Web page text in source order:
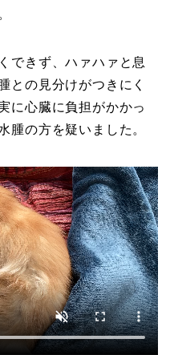
できず、ハァハァと息
との見分けがつきにく
に心臓に負担がかかっ
腫の方を疑いました。